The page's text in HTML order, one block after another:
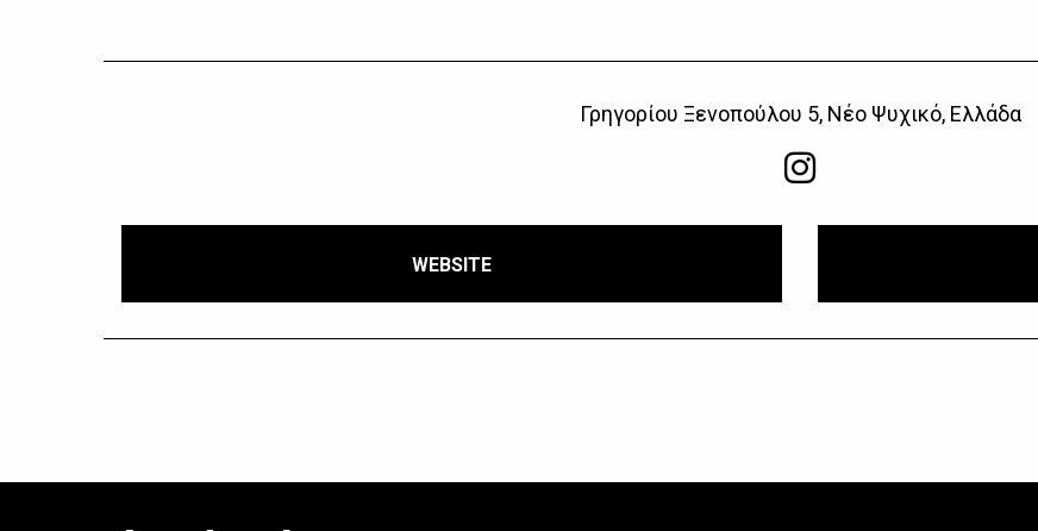
Γρηγορίου Ξενοπούλου 5, Νέο Ψυχικό, Ελλάδα
WEBSITE